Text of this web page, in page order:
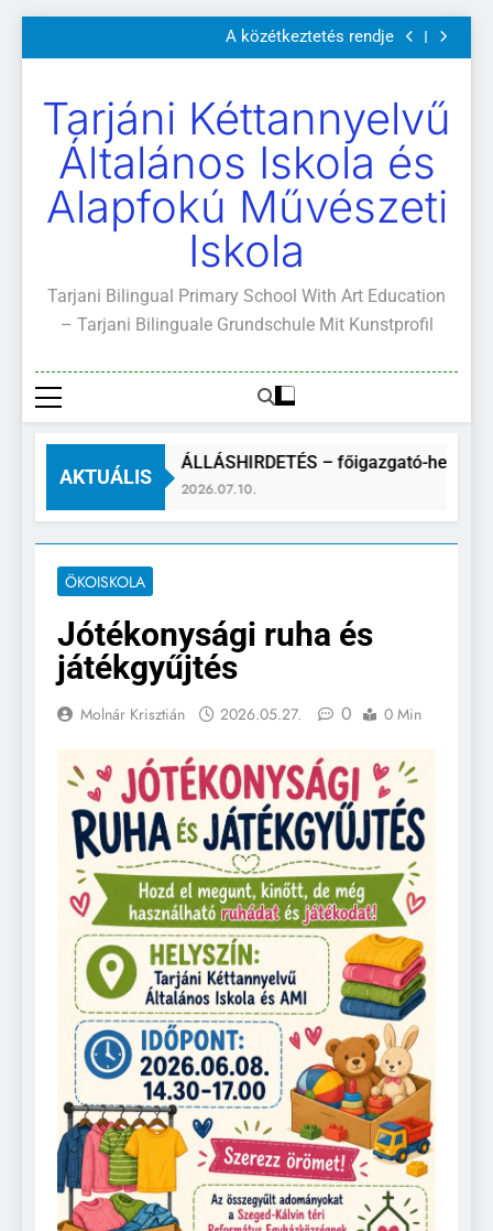
a
Szülői értekezletek 2026. május 04-14.
A közétkeztetés rendje
Kötelező és ajánlott olvasmányok
Szülői értekezletek 2026. május 04-14.
A közétkeztetés rendje
Kötelező és ajánlott olvasmányok
A Mi Világunk!
Tarjáni Kéttannyelvű
Általános Iskola és
Alapfokú Művészeti
Iskola
Tarjani Bilingual Primary School With Art Education
– Tarjani Bilinguale Grundschule Mit Kunstprofil
AKTUÁLIS
ÁLLÁSHIRDETÉS – főigazgató-
2026.07.10.
ÖKOISKOLA
Jótékonysági ruha és
játékgyűjtés
Molnár Krisztián 2026.05.27. 0 0 Min